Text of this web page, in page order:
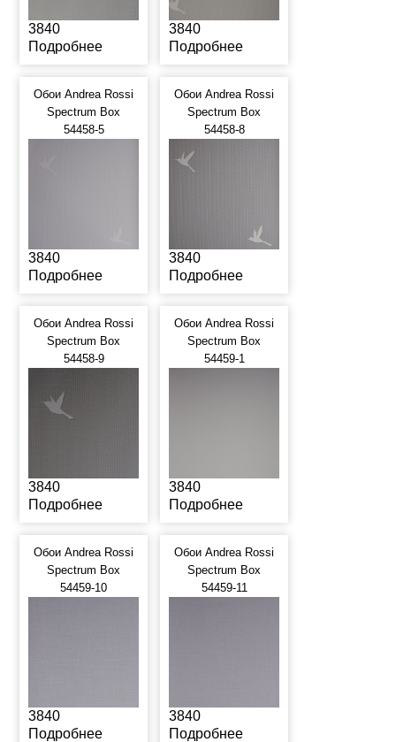
3840
Подробнее
3840
Подробнее
Обои Andrea Rossi
Spectrum Box
54458-5
3840
Подробнее
Обои Andrea Rossi
Spectrum Box
54458-8
3840
Подробнее
Обои Andrea Rossi
Spectrum Box
54458-9
3840
Подробнее
Обои Andrea Rossi
Spectrum Box
54459-1
3840
Подробнее
Обои Andrea Rossi
Spectrum Box
54459-10
3840
Подробнее
Обои Andrea Rossi
Spectrum Box
54459-11
3840
Подробнее